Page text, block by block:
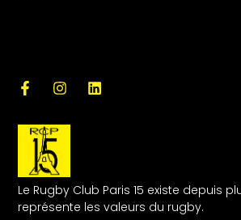
Le Rugby Club Paris 15 existe depuis
représente les valeurs du rugby.